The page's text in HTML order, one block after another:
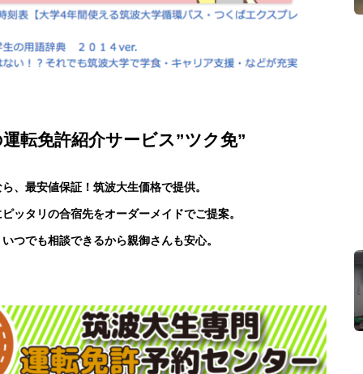
転免許紹介サービス”ツク免”
、最安値保証！筑波大生価格で提供。
ッタリの合宿先をオーダーメイドでご提案。
つでも相談できるから親御さんも安心。